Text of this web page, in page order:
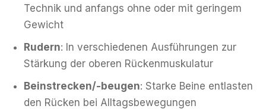
Technik und anfangs ohne oder mit geringem
Gewicht
Rudern: In verschiedenen Ausführungen zur
Stärkung der oberen Rückenmuskulatur
Beinstrecken/-beugen: Starke Beine entlasten
den Rücken bei Alltagsbewegungen